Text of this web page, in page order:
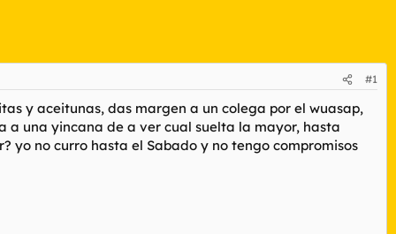
#1
y aceitunas, das margen a un colega por el wuasap,
a una yincana de a ver cual suelta la mayor, hasta
yo no curro hasta el Sabado y no tengo compromisos